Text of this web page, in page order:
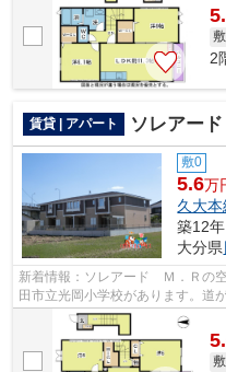
2
賃貸 | アパート ソレアー
敷0
5.6万
久大本
築12
大分県
新着情報：ソレアード Ｍ．Ｒの
田市立光岡小学校があります。道
上階のアパートです。周辺環境にこ